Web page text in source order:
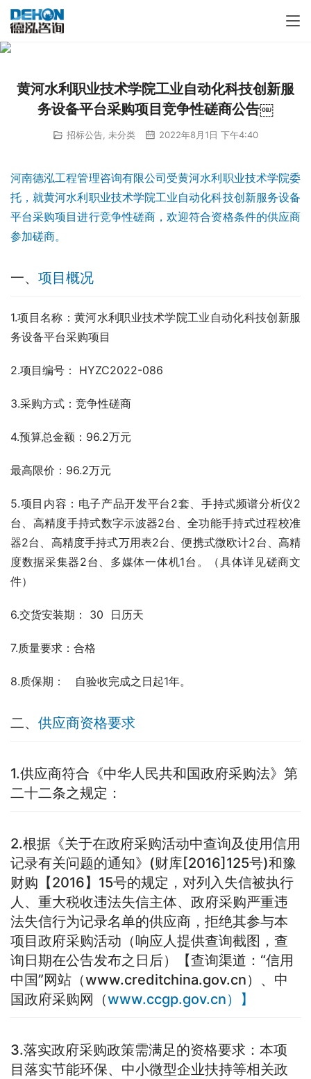
黄河水利职业技术学院工业自动化科技创新服
务设备平台采购项目竞争性磋商公告￼
招标公告 未分类 2022年8月1日 下午4:40
河南德泓工程管理咨询有限公司受黄河水利职业技术学院委
托，就黄河水利职业技术学院工业自动化科技创新服务设备
平台采购项目进行竞争性磋商，欢迎符合资格条件的供应商
参加磋商。
一、 项目概况
1.项目名称：黄河水利职业技术学院工业自动化科技创新服
务设备平台采购项目
2.项目编号： HYZC2022-086
3.采购方式：竞争性磋商
4.预算总金额：96.2万元
最高限价：96.2万元
5.项目内容：电子产品开发平台2套、手持式频谱分析仪2
台、高精度手持式数字示波器2台、全功能手持式过程校准
器2台、高精度手持式万用表2台、便携式微欧计2台、高精
度数据采集器2台、多媒体一体机1台。（具体详见磋商文
件）
6.交货安装期： 30  日历天
7.质量要求：合格
8.质保期：   自验收完成之日起1年。
二、 供应商资格要求
1.供应商符合《中华人民共和国政府采购法》第
二十二条之规定：
2.根据《关于在政府采购活动中查询及使用信用
记录有关问题的通知》(财库[2016]125号)和豫
财购【2016】15号的规定，对列入失信被执行
人、重大税收违法失信主体、政府采购严重违
法失信行为记录名单的供应商，拒绝其参与本
项目政府采购活动（响应人提供查询截图，查
询日期在公告发布之日后）【查询渠道：“信用
中国”网站（www.creditchina.gov.cn）、中
国政府采购网（www.ccgp.gov.cn）】
3.落实政府采购政策需满足的资格要求：本项
目落实节能环保、中小微型企业扶持等相关政